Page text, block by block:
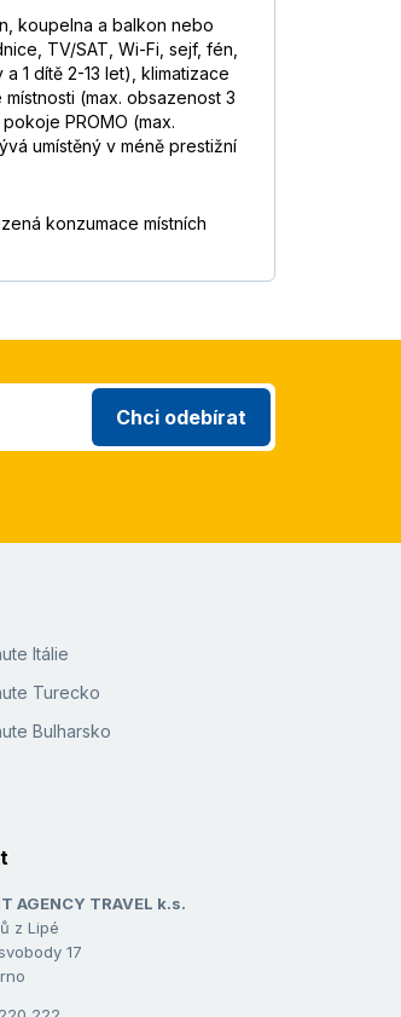
odpadky) more
bazény a
9,1/10
8,4/10
9,7/10
na pláži na
8,7/10
koupelna a balkon nebo
TV/SAT, Wi-Fi, sejf, fén,
1 dítě 2-13 let), klimatizace
(max. obsazenost 3
PROMO (max.
umístěný v méně prestižní
konzumace místních
Chci odebírat
Itálie
Turecko
Bulharsko
AGENCY TRAVEL k.s.
z Lipé
17